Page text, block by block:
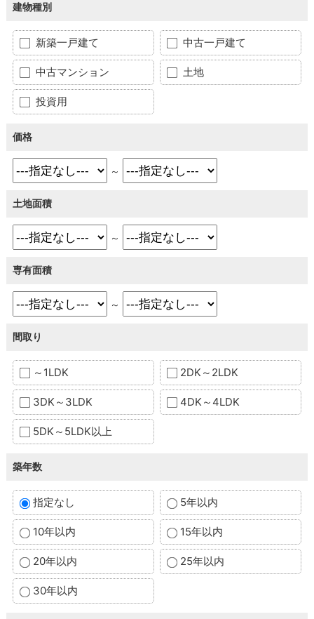
建物種別
新築一戸建て 中古一戸建て
中古マンション 土地
投資用
価格
～
土地面積
～
専有面積
～
間取り
～1LDK 2DK～2LDK
3DK～3LDK 4DK～4LDK
5DK～5LDK以上
築年数
指定なし 5年以内
10年以内 15年以内
20年以内 25年以内
30年以内